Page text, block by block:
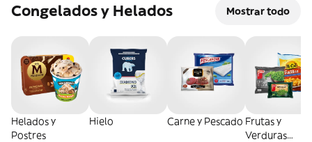
Congelados y Helados Mostrar todo
Helados y
Postres
Hielo Carne y Pescado Frutas y
Verduras